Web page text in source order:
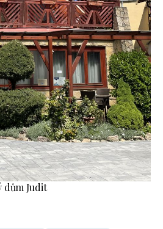
dům Judit